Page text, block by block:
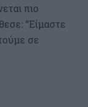
πιο
“Είμαστε
σε